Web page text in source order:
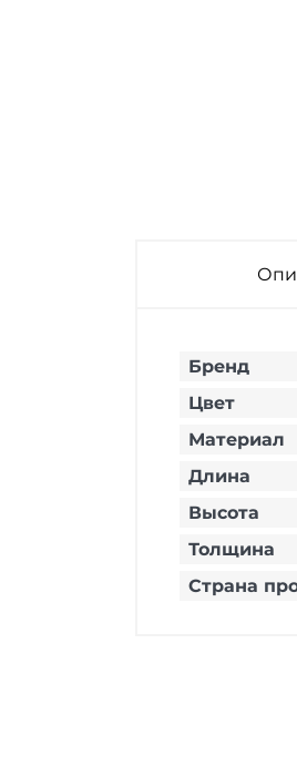
Бренд
Цвет
Материал
Длина
Высота
Толщина
Страна